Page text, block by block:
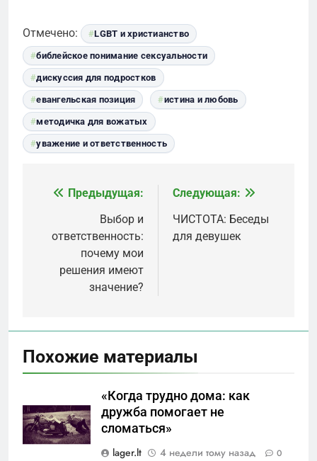
Отмечено: LGBT и христианство
библейское понимание сексуальности
дискуссия для подростков
евангельская позиция истина и любовь
методичка для вожатых
уважение и ответственность
Навигация
записям
Предыдущая:
Выбор и
ответственность:
почему мои
решения имеют
значение?
Следующая:
ЧИСТОТА: Беседы
для девушек
Похожие материалы
«Когда трудно дома: как
дружба помогает не
сломаться»
lager.lt
4 недели тому назад 0